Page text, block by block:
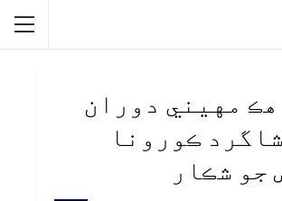
مهيني دوران
ڪورونا
جو شڪار